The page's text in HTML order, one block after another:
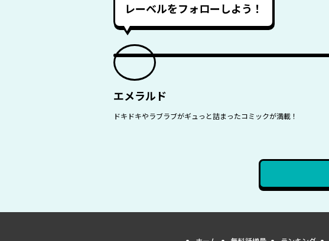
レーベルをフォローしよう！
エメラルド
ドキドキやラブラブがギュっと詰まったコミックが満載！